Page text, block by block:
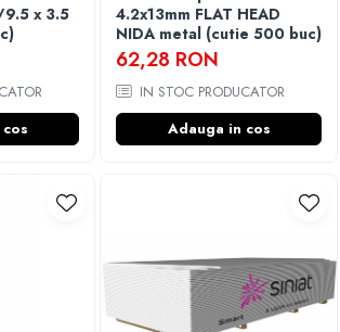
x 3.5
4.2x13mm FLAT HEAD
NIDA metal (cutie 500 buc)
62,28 RON
IN STOC PRODUCATOR
Adauga in cos